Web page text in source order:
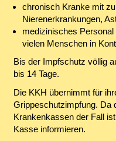
chronisch Kranke mit
Nierenerkrankungen,
medizinisches
vielen Menschen in
Bis der Impfschutz völlig
bis 14 Tage.
Die KKH übernimmt für
Grippeschutzimpfung. Da
Krankenkassen der Fall
Kasse informieren.